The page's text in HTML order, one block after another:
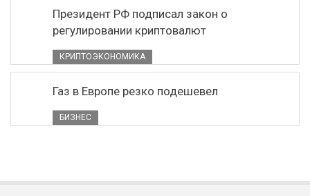
Президент РФ подписал закон о
регулировании криптовалют
КРИПТОЭКОНОМИКА
Газ в Европе резко подешевел
БИЗНЕС